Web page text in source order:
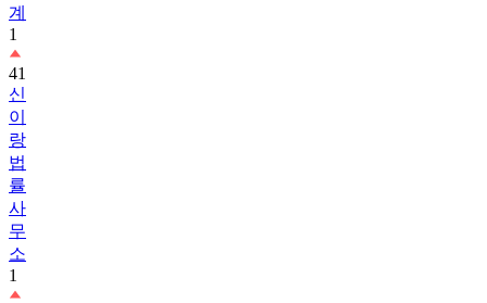
계
1
41
신
이
랑
법
률
사
무
소
1